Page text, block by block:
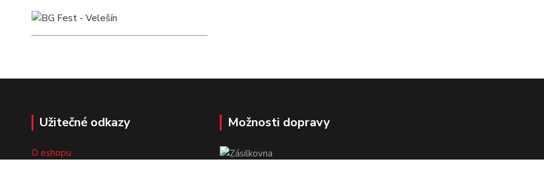
Užitečné odkazy
O eshopu
Možnosti dopravy